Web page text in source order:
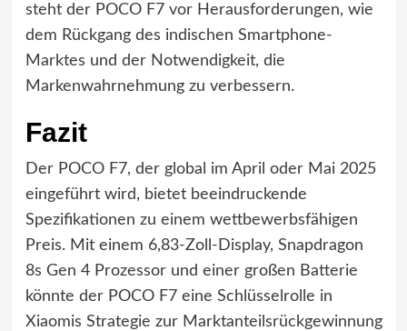
steht der POCO F7 vor Herausforderungen, wie
dem Rückgang des indischen Smartphone-
Marktes und der Notwendigkeit, die
Markenwahrnehmung zu verbessern.
Fazit
Der POCO F7, der global im April oder Mai 2025
eingeführt wird, bietet beeindruckende
Spezifikationen zu einem wettbewerbsfähigen
Preis. Mit einem 6,83-Zoll-Display, Snapdragon
8s Gen 4 Prozessor und einer großen Batterie
könnte der POCO F7 eine Schlüsselrolle in
Xiaomis Strategie zur Marktanteilsrückgewinnung